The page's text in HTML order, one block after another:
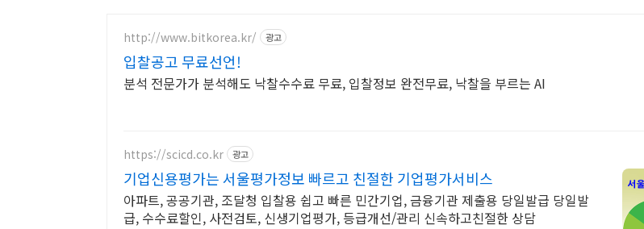
http://www.bitkorea.kr/ 광고
입찰공고 무료선언!
분석 전문가가 분석해도 낙찰수수료 무료, 입찰정보 완전무료, 낙찰을 부르는 AI
https://scicd.co.kr 광고
기업신용평가는 서울평가정보 빠르고 친절한 기업평가서비스
아파트, 공공기관, 조달청 입찰용 쉽고 빠른 민간기업, 금융기관 제출용 당일발급 당일발
급, 수수료할인, 사전검토, 신생기업평가, 등급개선/관리 신속하고친절한 상담